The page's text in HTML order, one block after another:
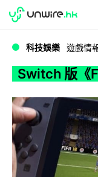
Switch
WWDC 2026
科技娛樂 遊戲情
Switch 版《